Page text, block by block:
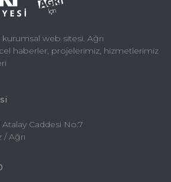
web sitesi. Ağrı
haberler, projelerimiz, hizmetlerimiz
Atalay Caddesi No:7
Ağrı